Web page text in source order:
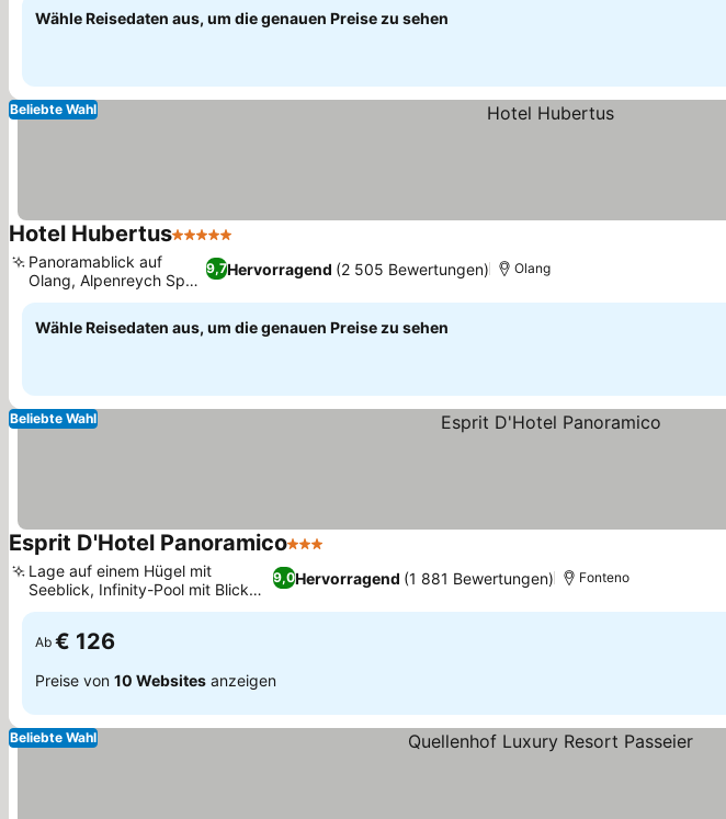
Wähle Reisedaten aus, um die genauen Preise zu sehen
Beliebte Wahl
Hotel Hubertus5 Sterne
9,7Hervorragend (2 505 Bewertungen)
Panoramablick auf
Olang, Alpenreych Spa-
Welt
Olang
Wähle Reisedaten aus, um die genauen Preise zu sehen
Beliebte Wahl
Esprit D'Hotel Panoramico3 Sterne
9,0Hervorragend (1 881 Bewertungen)
Lage auf einem Hügel mit
Seeblick, Infinity-Pool mit Blick
auf den Iseosee
Fonteno
Ab € 126
Preise von 10 Websites anzeigen
Beliebte Wahl